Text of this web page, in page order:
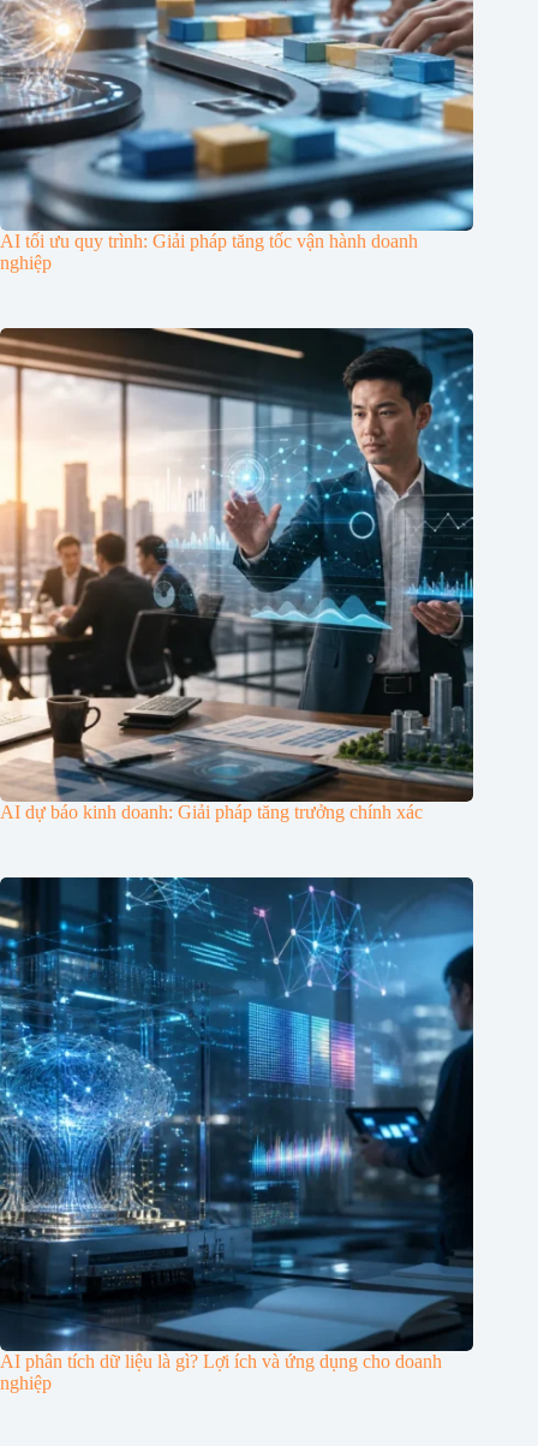
AI tối ưu quy trình: Giải pháp tăng tốc vận hành doanh
nghiệp
AI dự báo kinh doanh: Giải pháp tăng trưởng chính xác
AI phân tích dữ liệu là gì? Lợi ích và ứng dụng cho doanh
nghiệp